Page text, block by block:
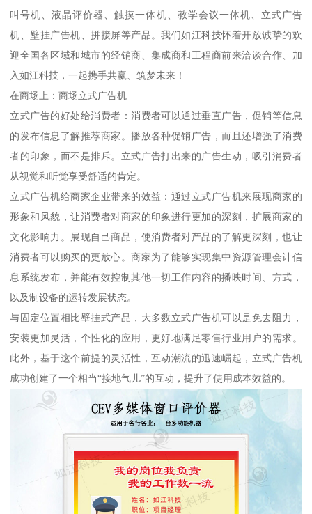
叫号机、液晶评价器、触摸一体机、教学会议一体机、立式广告
机、壁挂广告机、拼接屏等产品。我们如江科技怀着开放诚挚的欢
迎全国各区域和城市的经销商、集成商和工程商前来洽谈合作、加
入如江科技，一起携手共赢、筑梦未来！
在商场上：商场立式广告机
立式广告的好处给消费者：消费者可以通过垂直广告，促销等信息
的发布信息了解推荐商家。播放各种促销广告，而且还增强了消费
者的印象，而不是排斥。立式广告打出来的广告生动，吸引消费者
从视觉和听觉享受舒适的肯定。
立式广告机给商家企业带来的效益：通过立式广告机来展现商家的
形象和风貌，让消费者对商家的印象进行更加的深刻，扩展商家的
文化影响力。展现自己商品，使消费者对产品的了解更深刻，也让
消费者可以购买的更放心。商家为了能够实现集中资源管理会计信
息系统发布，并能有效控制其他一切工作内容的播映时间、方式，
以及制设备的运转发展状态。
与固定位置相比壁挂式产品，大多数立式广告机可以是免去阻力，
安装更加灵活，个性化的应用，更好地满足零售行业用户的需求。
此外，基于这个前提的灵活性，互动潮流的迅速崛起，立式广告机
成功创建了一个相当“接地气儿”的互动，提升了使用成本效益的。